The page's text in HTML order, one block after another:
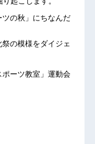
の秋」にちなんだ
の模様をダイジェ
ポーツ教室」運動会